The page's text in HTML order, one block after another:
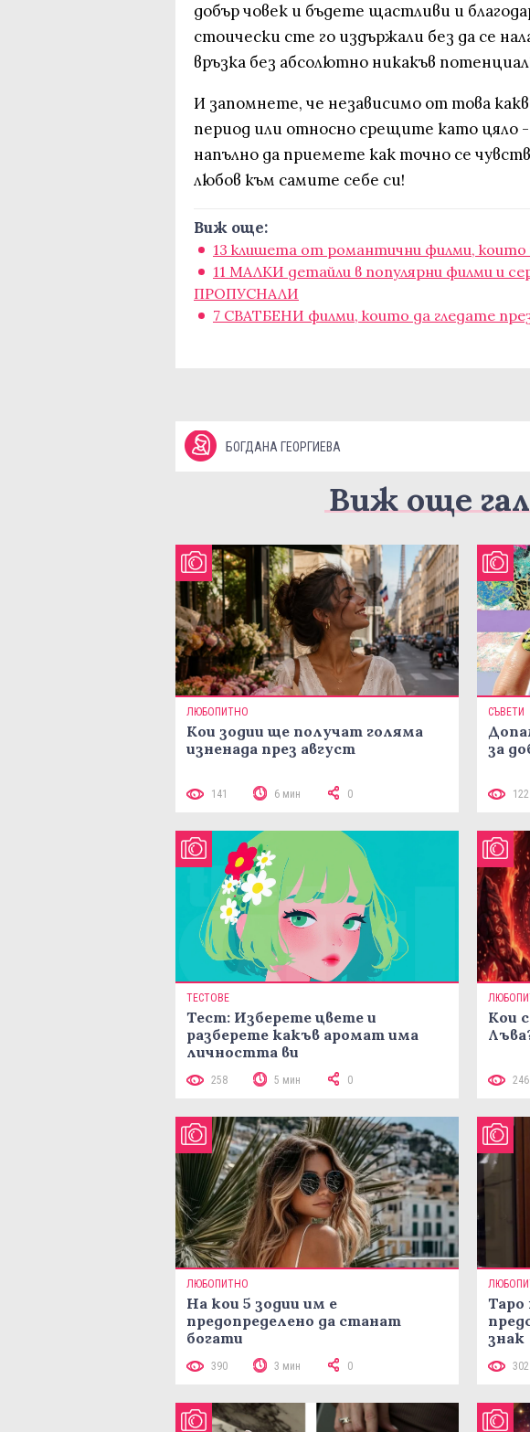
добър човек и бъдете щастливи и
стоически сте го издържали без да се
връзка без абсолютно никакъв
И запомнете, че независимо от това
период или относно срещите като цяло
напълно да приемете как точно се
любов към самите себе си!
Виж още:
13 клишета от романтични филми,
11 МАЛКИ детайли в популярни филми и
ПРОПУСНАЛИ
7 СВАТБЕНИ филми, които да гледате
БОГДАНА ГЕОРГИЕВА
Виж още
ЛЮБОПИТНО
Кои зодии ще получат голяма
изненада през август
141 6 мин 0
СЪВЕТИ
за
122
ТЕСТОВЕ
Тест: Изберете цвете и
разберете какъв аромат има
личността ви
258 5 мин 0
Кои
246
ЛЮБОПИТНО
На кои 5 зодии им е
предопределено да станат
богати
390 3 мин 0
Таро
знак
302